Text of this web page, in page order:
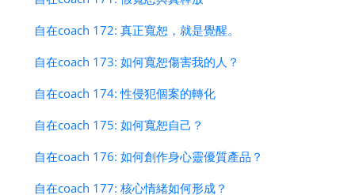
自在coach 172: 真正寬恕，就是覺醒。
自在coach 173: 如何寬恕傷害我的人？
自在coach 174: 性侵犯個案的轉化
自在coach 175: 如何寬恕自己？
自在coach 176: 如何創作身心靈優質產品？
自在coach 177: 核心情緒如何形成？